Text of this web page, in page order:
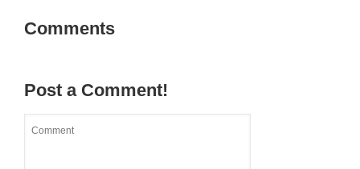
Comments
Post a Comment!